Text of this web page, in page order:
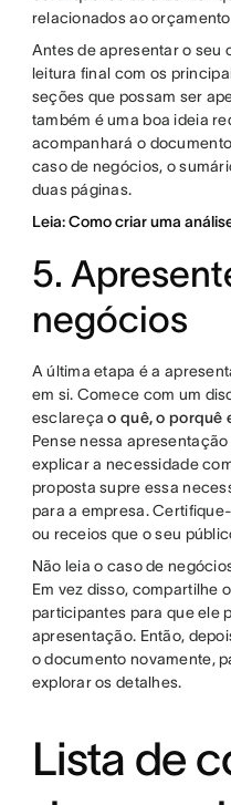
relacionados ao
Antes de apresentar o seu
leitura final com os
seções que possam ser
também é uma boa ideia
acompanhará o
caso de negócios, o
duas páginas.
Leia: Como criar uma
5.
negócios
A última etapa é a
em si. Comece com um
esclareçao quê, o porquê
Pense nessa
explicar a necessidade
proposta supre essa
para a empresa.
ou receios que o seu
Não leia o caso de
Em vez disso, compartilhe
participantes para que ele
apresentação. Então,
o documento novamente,
explorar os detalhes.
Lista de